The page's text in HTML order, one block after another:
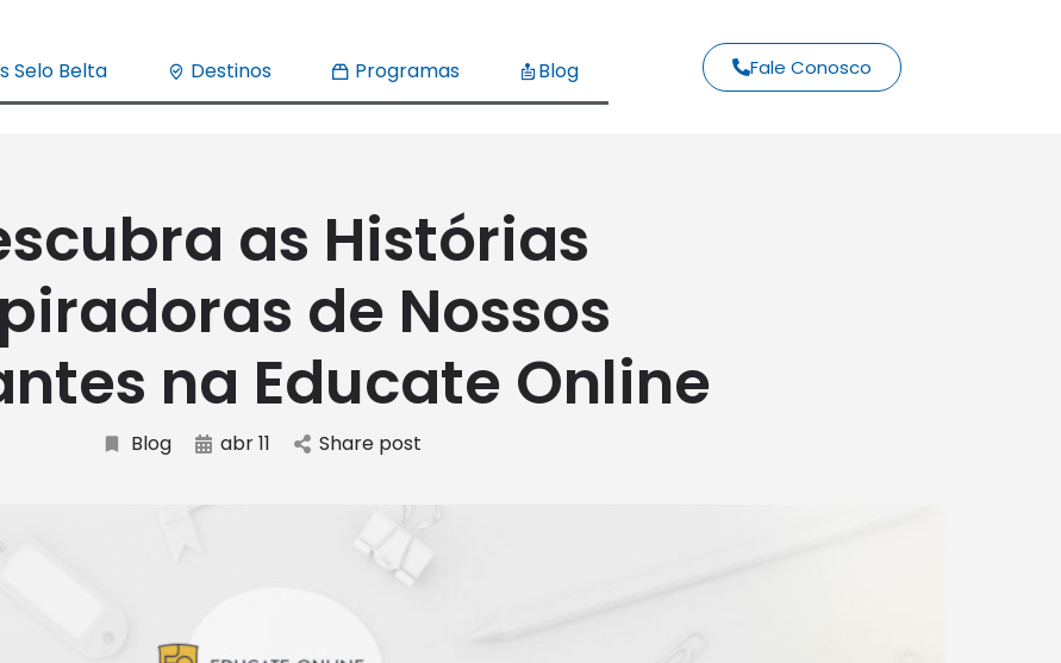
Selo Belta Destinos Programas Blog Fale Conosco
as Histórias
de Nossos
na Educate Online
Blog abr 11 Share post